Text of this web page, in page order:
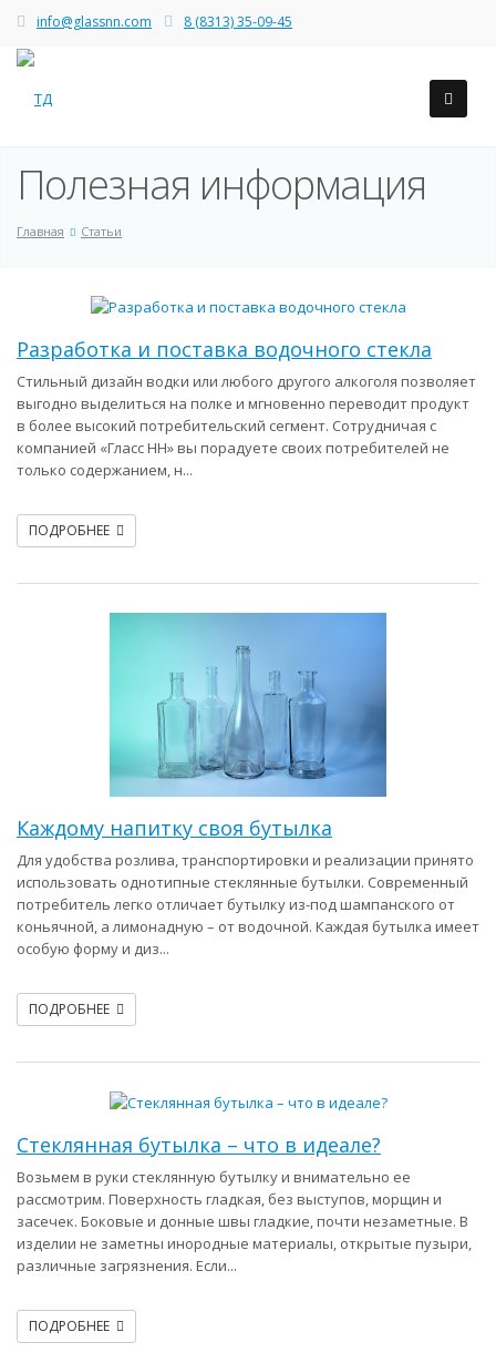
info@glassnn.com 8 (8313) 35-09-45
Полезная информация
Главная Статьи
Разработка и поставка водочного стекла
Стильный дизайн водки или любого другого алкоголя позволяет
выгодно выделиться на полке и мгновенно переводит продукт
в более высокий потребительский сегмент. Сотрудничая с
компанией «Гласс НН» вы порадуете своих потребителей не
только содержанием, н...
ПОДРОБНЕЕ
Каждому напитку своя бутылка
Для удобства розлива, транспортировки и реализации принято
использовать однотипные стеклянные бутылки. Современный
потребитель легко отличает бутылку из-под шампанского от
коньячной, а лимонадную – от водочной. Каждая бутылка имеет
особую форму и диз...
ПОДРОБНЕЕ
Стеклянная бутылка – что в идеале?
Возьмем в руки стеклянную бутылку и внимательно ее
рассмотрим. Поверхность гладкая, без выступов, морщин и
засечек. Боковые и донные швы гладкие, почти незаметные. В
изделии не заметны инородные материалы, открытые пузыри,
различные загрязнения. Если...
ПОДРОБНЕЕ